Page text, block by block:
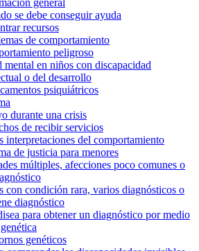
se debe conseguir ayuda
recursos
de comportamiento
peligroso
mental en niños con discapacidad
o del desarrollo
psiquiátricos
durante una crisis
de recibir servicios
interpretaciones del comportamiento
de justicia para menores
múltiples, afecciones poco comunes o
con condición rara, varios diagnósticos o
diagnóstico
para obtener un diagnóstico por medio
genéticos